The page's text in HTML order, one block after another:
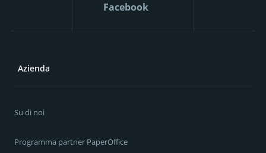
Facebook
Azienda
Su di noi
Programma partner PaperOffice